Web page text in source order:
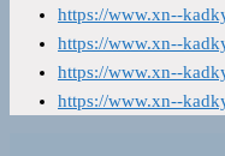
https://www.xn--
https://www.xn--
https://www.xn--
https://www.xn--